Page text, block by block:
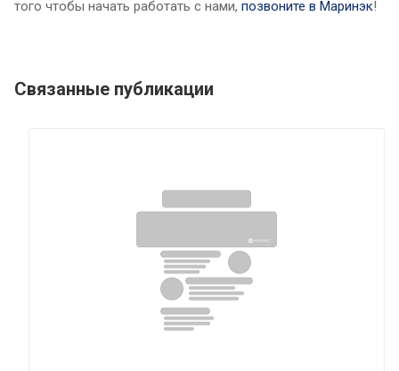
того чтобы начать работать с нами, позвоните в Маринэк!
Связанные публикации